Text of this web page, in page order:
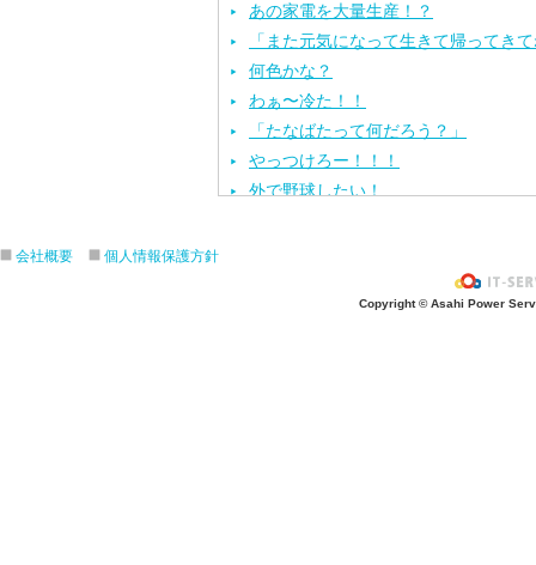
あの家電を大量生産！？
「また元気になって生きて帰ってき
何色かな？
わぁ〜冷た！！
「たなばたって何だろう？」
やっつけろー！！！
外で野球したい！
あの先生はだ〜れ？
会社概要 個人情報保護方針
Copyright © Asahi Power